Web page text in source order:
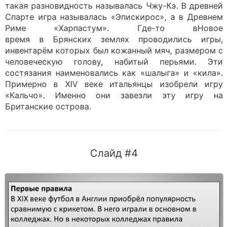
такая разновидность называлась Чжу-Кэ. В древней
Спарте игра называлась «Эпискирос», а в Древнем
Риме «Харпастум». Где-то вНовое
время в Брянских землях проводились игры,
инвентарём которых был кожанный мяч, размером с
человеческую голову, набитый перьями. Эти
состязания наименовались как «шалыга» и «кила».
Примерно в XIV веке итальянцы изобрели игру
«Кальчо». Именно они завезли эту игру на
Британские острова.
Слайд #4